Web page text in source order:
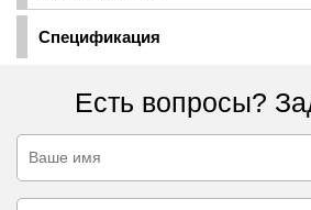
Спецификация
Есть вопросы?